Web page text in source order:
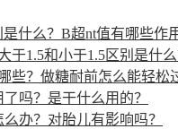
什么？B超nt值有哪些作
于1.5和小于1.5区别是什么
些？做糖耐前怎么能轻松
吗？是干什么用的？
办？对胎儿有影响吗？